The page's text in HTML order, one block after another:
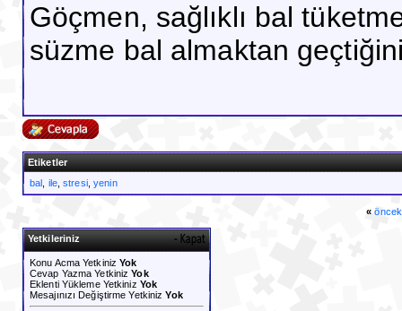
Göçmen, sağlıklı bal
süzme bal almaktan
Etiketler
bal ile,stresi,yenin
«
Yetkileriniz
Konu Acma YetkinizYok
Cevap Yazma YetkinizYok
Eklenti Yükleme Yetkiniz Yok
Mesajınızı Değiştirme YetkinizYok